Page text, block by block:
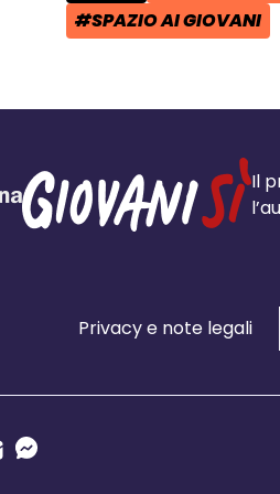
TAG:
#SPAZIO AI GIOVANI
Il
Privacy e note legali
un'Email
Messenger